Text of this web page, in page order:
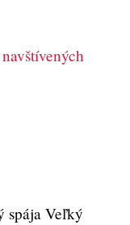
spája Veľký